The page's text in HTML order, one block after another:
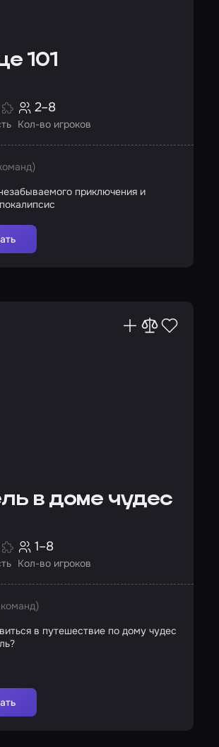
101
Кол-во игроков
2–8
приключения и
в доме чудес
Кол-во игроков
1–8
команд)
в путешествие по дому чудес